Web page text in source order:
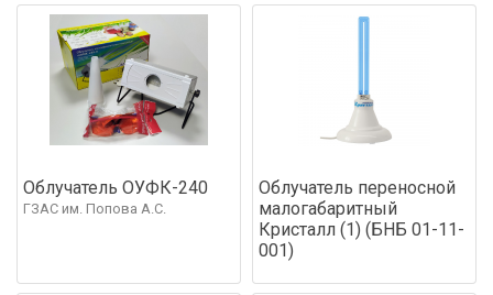
Облучатель ОУФК-240
ГЗАС им. Попова А.С.
Облучатель переносной
малогабаритный
Кристалл (1) (БНБ 01-11-
001)